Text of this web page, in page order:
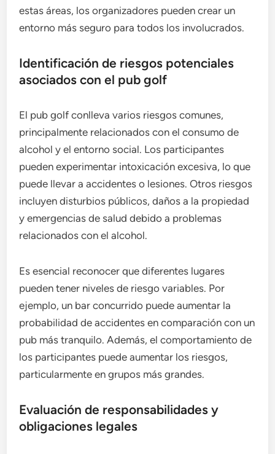
estas áreas, los organizadores pueden crear un
entorno más seguro para todos los involucrados.
Identificación de riesgos potenciales
asociados con el pub golf
El pub golf conlleva varios riesgos comunes,
principalmente relacionados con el consumo de
alcohol y el entorno social. Los participantes
pueden experimentar intoxicación excesiva, lo que
puede llevar a accidentes o lesiones. Otros riesgos
incluyen disturbios públicos, daños a la propiedad
y emergencias de salud debido a problemas
relacionados con el alcohol.
Es esencial reconocer que diferentes lugares
pueden tener niveles de riesgo variables. Por
ejemplo, un bar concurrido puede aumentar la
probabilidad de accidentes en comparación con un
pub más tranquilo. Además, el comportamiento de
los participantes puede aumentar los riesgos,
particularmente en grupos más grandes.
Evaluación de responsabilidades y
obligaciones legales